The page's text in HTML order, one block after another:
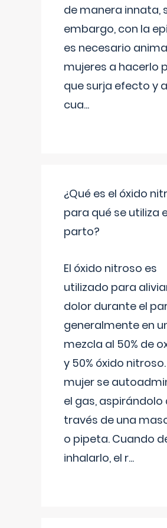
de manera innata,
embargo, con la
es necesario
mujeres a hacerlo
que surja efecto y
cua...
¿Qué es el óxido
para qué se utiliza
parto?
El óxido nitroso es
utilizado para
dolor durante el
generalmente en
mezcla al 50% de
y 50% óxido nitroso.
mujer se
el gas, aspirándolo
través de una
o pipeta. Cuando
inhalarlo, el r...